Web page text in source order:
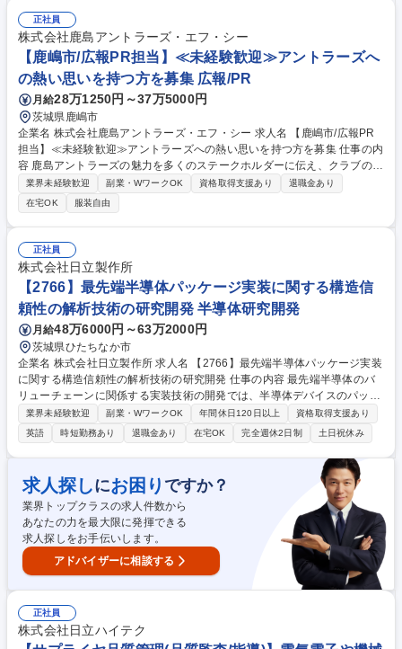
を活用した生産現場のDX推進 ■ベンダーや社内関係部署との連携・プロジ
ェクトマネジメント ■生成AI等の新技術導入検討・実証 等 募集職種 工場
内の設備のデジタル化(スマートファクトリー化)
正社員
株式会社鹿島アントラーズ・エフ・シー
【鹿嶋市/広報PR担当】≪未経験歓迎≫アントラーズへ
の熱い思いを持つ方を募集 広報/PR
月給28万1250円～37万5000円
茨城県鹿嶋市
企業名 株式会社鹿島アントラーズ・エフ・シー 求人名 【鹿嶋市/広報PR
担当】≪未経験歓迎≫アントラーズへの熱い思いを持つ方を募集 仕事の内
容 鹿島アントラーズの魅力を多くのステークホルダーに伝え、クラブの価
値を向上させるための広報戦略の企画・調整・推進業務を幅広くお任せし
ます。業務未経験でも様々なご経歴や経験を評価させていただきます。
【業務内容】 ・広報PR戦略の策定・実行 ・チーム広報業務（試合帯同、
選手取材調整、記者会見等） ・新聞、雑誌、TV、ウェブ等の幅広いメデ
ィアリレーション構築 ・メディア問合せ対応・取材仕込み・取材対応 ・
プレスリリース・ニュースレターの企画・ライティング・発信調整 募集職
種 【鹿嶋市/広報PR担当】≪未経験歓迎≫アントラーズへの熱い思いを持
つ方を募集
業界未経験歓迎 副業・WワークOK 資格取得支援あり
退職金あり
在宅OK
服装自由
正社員
株式会社日立製作所
【2766】最先端半導体パッケージ実装に関する構造信
頼性の解析技術の研究開発 半導体研究開発
月給48万6000円～63万2000円
茨城県ひたちなか市
企業名 株式会社日立製作所 求人名 【2766】最先端半導体パッケージ実装
に関する構造信頼性の解析技術の研究開発 仕事の内容 最先端半導体のバ
リューチェーンに関係する実装技術の開発では、半導体デバイスのパッケ
ージングの知識に加え、例えばデータセンタなど使用用途に合わせた使わ
れ方や顧客価値を理解することが重要です。 そのためには、自らの専門分
野に留まることなく、他の研究者や関連する事業部門に加え、顧客との会
話を通じて、バリューチェーン全体を俯瞰した製品やソリューションを開
発をする人財を期待します。 【職務詳細】 最先端半導体パッケージの性
能を革新する実装構造に関する研究開発 （半導体パッケージの熱応力解析
や伝熱や熱流体解析を基にした構造開発に関する研究） 募集職種 【276
6】最先端半導体パッケージ実装に関する構造信頼性の解析技術の研究開
発
業界未経験歓迎 副業・WワークOK 年間休日120日以上
資格取得支援あり
英語
時短勤務あり 退職金あり 在宅OK 完全週休2日制 土日祝休み
求人探しにお困り ですか？
業界トップクラスの求人件数から
あなたの力を最大限に発揮できる
求人探しをお手伝いします。
アドバイザーに相談する
正社員
株式会社日立ハイテク